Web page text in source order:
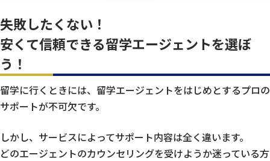
失敗したくない！
安くて信頼できる留学エージェントを選ぼ
う！
留学に行くときには、留学エージェントをはじめとするプロの
サポートが不可欠です。
しかし、サービスによってサポート内容は全く違います。
どのエージェントのカウンセリングを受けようか迷っている方